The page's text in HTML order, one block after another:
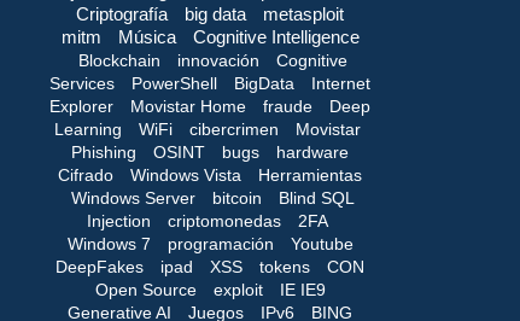
Criptografía
big data
metasploit
mitm
Música Cognitive Intelligence
Blockchain innovación
Cognitive
Services
PowerShell BigData
Internet
Explorer
Movistar Home fraude
Deep
Learning
WiFi cibercrimen
Movistar
Phishing
OSINT bugs
hardware
Cifrado
Windows Vista
Herramientas
Windows Server
bitcoin
Blind SQL
Injection
criptomonedas
2FA
Windows 7
programación
Youtube
DeepFakes
ipad XSS tokens
CON
Open Source
exploit
IE IE9
Generative AI
Juegos IPv6
BING